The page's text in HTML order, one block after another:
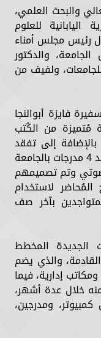
والبحث العلمي،
اليابانية للعلوم
رئيس مجلس أمناء
والدكتور
ولفيف من
فايزة أبوالنجا
مُتميزة من الكُتب
بالإضافة إلى تفقد
المدرجات، والقاعات الدراسية، حيث يوجد 4 مدرجات بالجامعة
صوتي وتم تصميمهم
المُحاضر لاستخدام
بآخر صف
الجديدة المخطط
والذي يضم
فصلًا دراسيًا، ومكاتب إدارية، فيما
خلال عدة أشهر،
الهندسي و6 معامل كمبيوتر، ومدرجين،